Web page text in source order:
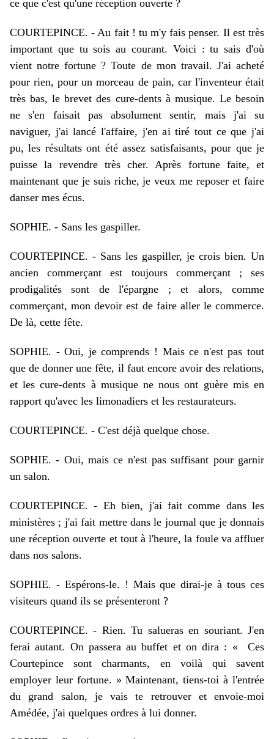
ce que c'est qu'une réception ouverte ?
COURTEPINCE. - Au fait ! tu m'y fais penser. Il est très
important que tu sois au courant. Voici : tu sais d'où
vient notre fortune ? Toute de mon travail. J'ai acheté
pour rien, pour un morceau de pain, car l'inventeur était
très bas, le brevet des cure-dents à musique. Le besoin
ne s'en faisait pas absolument sentir, mais j'ai su
naviguer, j'ai lancé l'affaire, j'en ai tiré tout ce que j'ai
pu, les résultats ont été assez satisfaisants, pour que je
puisse la revendre très cher. Après fortune faite, et
maintenant que je suis riche, je veux me reposer et faire
danser mes écus.
SOPHIE. - Sans les gaspiller.
COURTEPINCE. - Sans les gaspiller, je crois bien. Un
ancien commerçant est toujours commerçant ; ses
prodigalités sont de l'épargne ; et alors, comme
commerçant, mon devoir est de faire aller le commerce.
De là, cette fête.
SOPHIE. - Oui, je comprends ! Mais ce n'est pas tout
que de donner une fête, il faut encore avoir des relations,
et les cure-dents à musique ne nous ont guère mis en
rapport qu'avec les limonadiers et les restaurateurs.
COURTEPINCE. - C'est déjà quelque chose.
SOPHIE. - Oui, mais ce n'est pas suffisant pour garnir
un salon.
COURTEPINCE. - Eh bien, j'ai fait comme dans les
ministères ; j'ai fait mettre dans le journal que je donnais
une réception ouverte et tout à l'heure, la foule va affluer
dans nos salons.
SOPHIE. - Espérons-le. ! Mais que dirai-je à tous ces
visiteurs quand ils se présenteront ?
COURTEPINCE. - Rien. Tu salueras en souriant. J'en
ferai autant. On passera au buffet et on dira : « Ces
Courtepince sont charmants, en voilà qui savent
employer leur fortune. » Maintenant, tiens-toi à l'entrée
du grand salon, je vais te retrouver et envoie-moi
Amédée, j'ai quelques ordres à lui donner.